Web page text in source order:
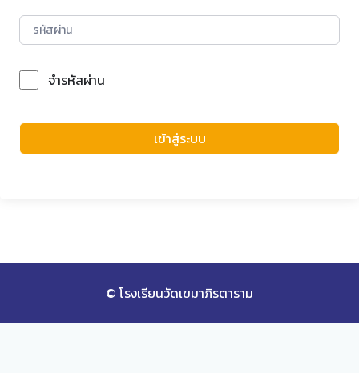
จำรหัสผ่าน
เข้าสู่ระบบ
© โรงเรียนวัดเขมาภิรตาราม